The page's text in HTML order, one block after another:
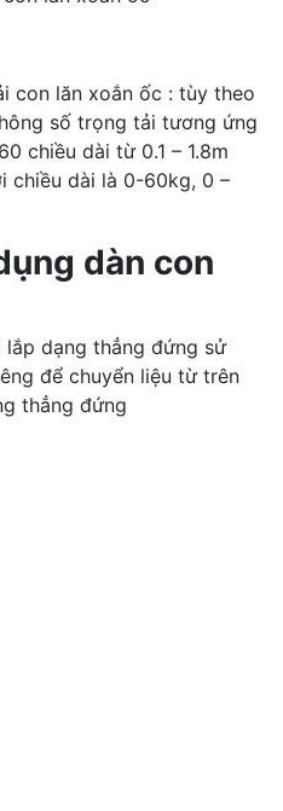
con lăn xoắn ốc : tùy theo
số trọng tải tương ứng
chiều dài từ 0.1 – 1.8m
chiều dài là 0-60kg, 0 –
dàn con
lắp dạng thẳng đứng sử
để chuyển liệu từ trên
thẳng đứng